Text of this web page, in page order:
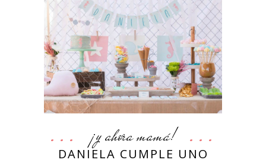
¡y ahora mamá!
DANIELA CUMPLE UNO